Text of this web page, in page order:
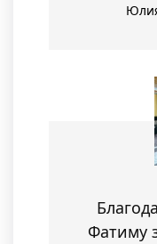
Фатиму